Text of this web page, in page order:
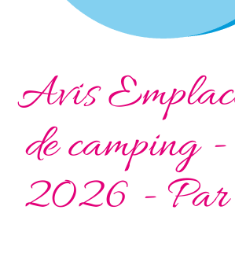
Avis
de camping
2026 - Par